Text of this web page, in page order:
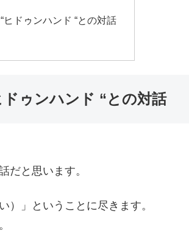
ドゥンハンド “との対話
ゥンハンド “との対話
だと思います。
）」ということに尽きます。